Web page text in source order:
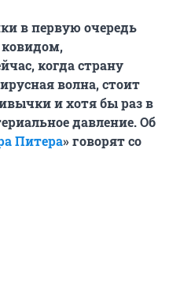
в первую очередь
ковидом,
когда страну
волна, стоит
и хотя бы раз в
давление. Об
Питера» говорят со